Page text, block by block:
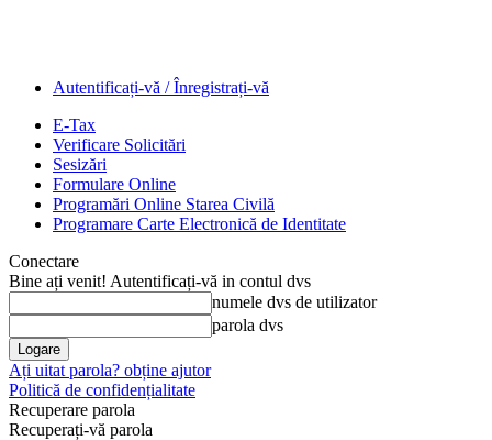
Autentificați-vă / Înregistrați-vă
E-Tax
Verificare Solicitări
Sesizări
Formulare Online
Programări Online Starea Civilă
Programare Carte Electronică de Identitate
Conectare
Bine ați venit! Autentificați-vă in contul dvs
numele dvs de utilizator
parola dvs
Ați uitat parola? obține ajutor
Politică de confidențialitate
Recuperare parola
Recuperați-vă parola